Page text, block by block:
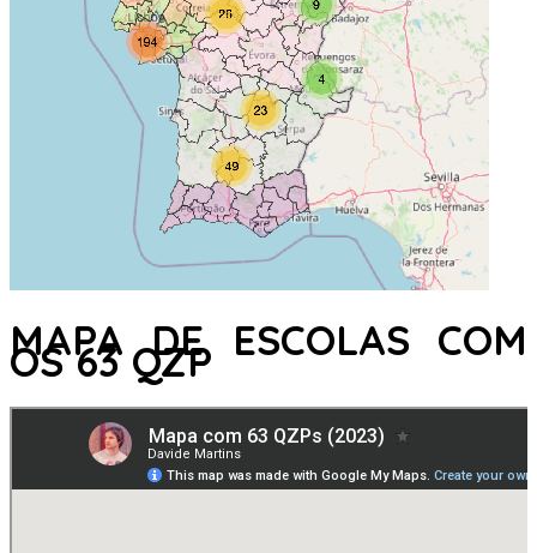
MAPA DE ESCOLAS COM
OS 63 QZP